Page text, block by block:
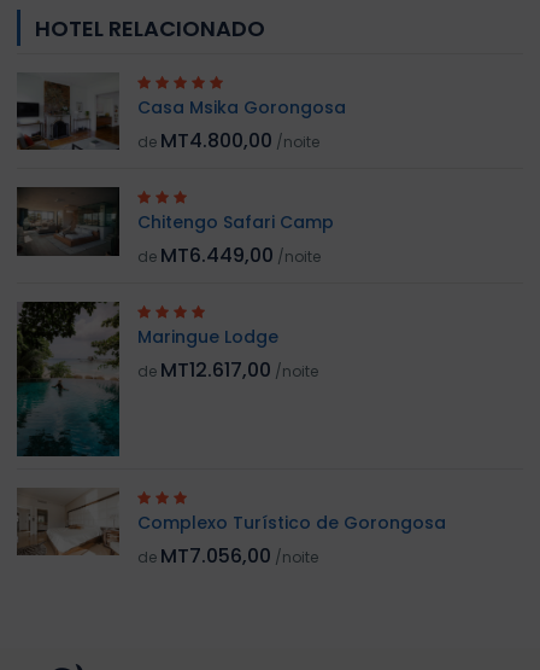
HOTEL RELACIONADO
Casa Msika Gorongosa
de MT4.800,00 /noite
Chitengo Safari Camp
de MT6.449,00 /noite
Maringue Lodge
de MT12.617,00 /noite
Complexo Turístico de Gorongosa
de MT7.056,00 /noite